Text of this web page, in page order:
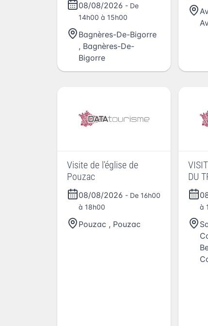
08/08/2026 - De
14h00 à 15h00
Bagnères-De-Bigorre
, Bagnères-De-
Bigorre
Visite de l'église de
Pouzac
08/08/2026 - De 16h00
à 18h00
Pouzac , Pouzac
DU
à